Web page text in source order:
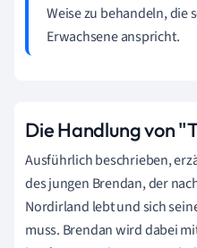
Weise zu behandeln, die
Erwachsene anspricht.
Die Handlung von
Ausführlich beschrieben,
des jungen Brendan, der
Nordirland lebt und sich
muss. Brendan wird dabei